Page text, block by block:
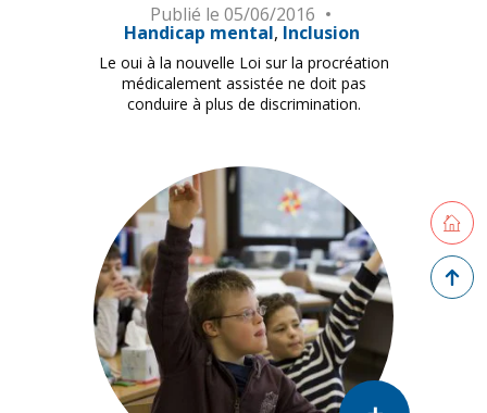
Publié le 05/06/2016
Handicap mental Inclusion
Le oui à la nouvelle Loi sur la procréation
médicalement assistée ne doit pas
conduire à plus de discrimination.
Retour